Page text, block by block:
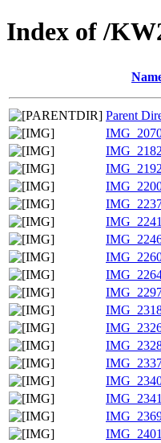
Index of /
Parent